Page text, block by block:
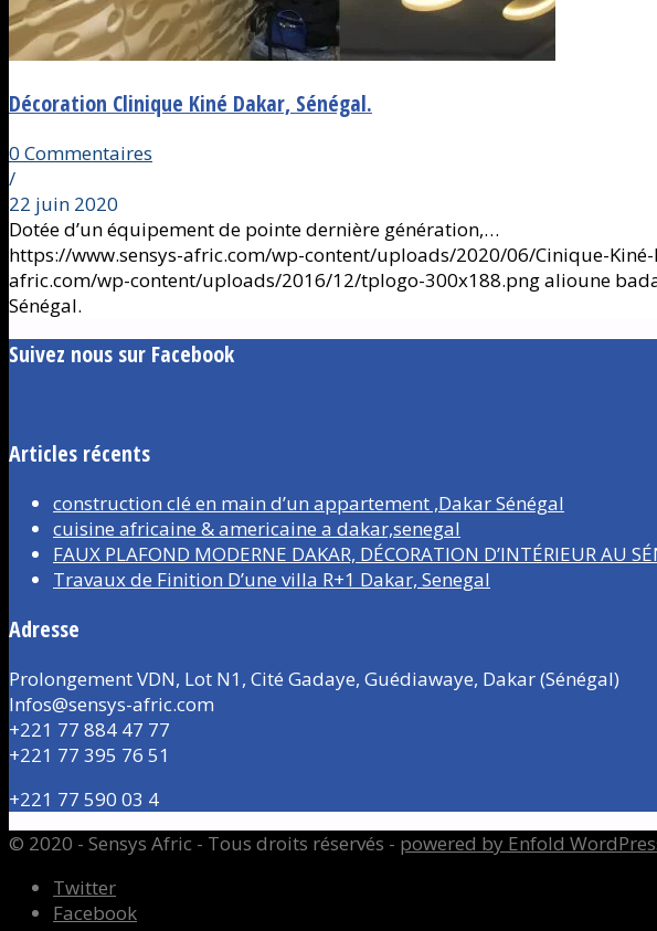
Décoration Clinique Kiné Dakar, Sénégal.
0 Commentaires
/
22 juin 2020
Dotée d’un équipement de pointe dernière génération,…
https://www.sensys-afric.com/wp-content/uploads/2020/06/Cinique-Kiné-
afric.com/wp-content/uploads/2016/12/tplogo-300x188.pngalioune
Sénégal.
Suivez nous sur Facebook
Articles récents
construction clé en main d’un appartement ,Dakar Sénégal
cuisine africaine & americaine a dakar,senegal
FAUX PLAFOND MODERNE DAKAR, DÉCORATION D’INTÉRIEUR AU
Travaux de Finition D’une villa R+1 Dakar, Senegal
Adresse
Prolongement VDN, Lot N1, Cité Gadaye, Guédiawaye, Dakar (Sénégal)
Infos@sensys-afric.com
+221 77 884 47 77
+221 77 395 76 51
+221 77 590 03 4
© 2020 - Sensys Afric - Tous droits réservés - powered by Enfold
Twitter
Facebook